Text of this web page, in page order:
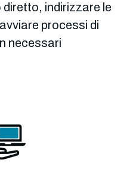
indirizzare le
processi di
necessari